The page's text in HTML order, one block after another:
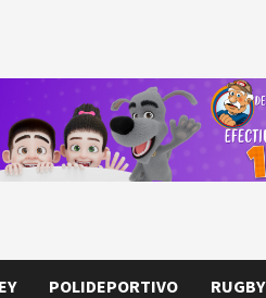
POLIDEPORTIVO RUGBY